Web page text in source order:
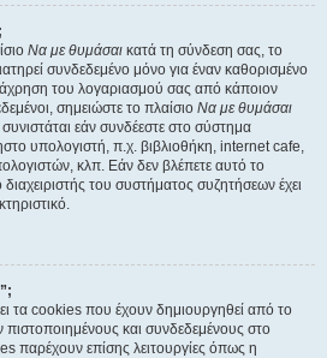
Να με θυμάσαι κατά τη σύνδεση σας, το
συνδεδεμένο μόνο για έναν καθορισμένο
του λογαριασμού σας από κάποιον
σημειώστε το πλαίσιο Να με θυμάσαι
εάν συνδέεστε στο σύστημα
υπολογιστή, π.χ. βιβλιοθήκη, internet cafe,
κλπ. Εάν δεν βλέπετε αυτό το
διαχειριστής του συστήματος συζητήσεων έχει
τα cookies που έχουν δημιουργηθεί από το
και συνδεδεμένους στο
παρέχουν επίσης λειτουργίες όπως η